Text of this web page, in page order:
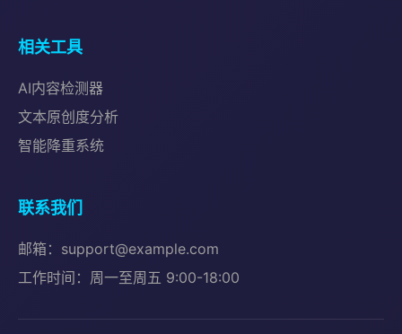
相关工具
AI内容检测器
文本原创度分析
智能降重系统
联系我们
邮箱：support@example.com
工作时间：周一至周五 9:00-18:00